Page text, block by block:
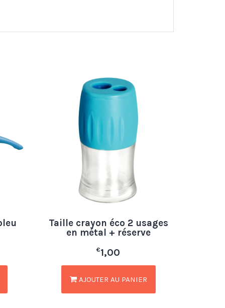
Taille crayon éco 2 usages
en métal + réserve
€1,00
AJOUTER AU PANIER